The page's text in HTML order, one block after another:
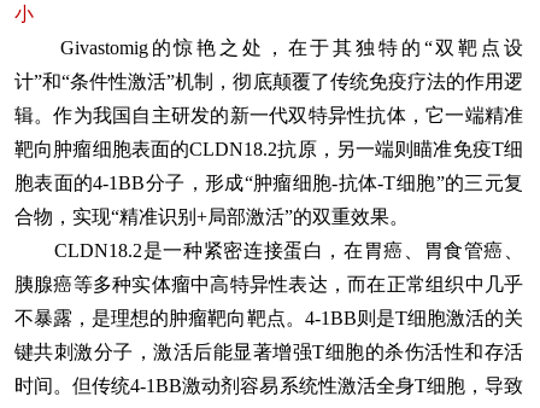
小
Givastomig的惊艳之处，在于其独特的“双靶点设
计”和“条件性激活”机制，彻底颠覆了传统免疫疗法的作用逻
辑。作为我国自主研发的新一代双特异性抗体，它一端精准
靶向肿瘤细胞表面的CLDN18.2抗原，另一端则瞄准免疫T细
胞表面的4-1BB分子，形成“肿瘤细胞-抗体-T细胞”的三元复
合物，实现“精准识别+局部激活”的双重效果。
CLDN18.2是一种紧密连接蛋白，在胃癌、胃食管癌、
胰腺癌等多种实体瘤中高特异性表达，而在正常组织中几乎
不暴露，是理想的肿瘤靶向靶点。4-1BB则是T细胞激活的关
键共刺激分子，激活后能显著增强T细胞的杀伤活性和存活
时间。但传统4-1BB激动剂容易系统性激活全身T细胞，导致